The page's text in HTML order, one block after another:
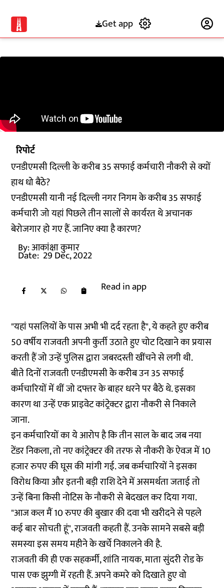
Get app
रिपोर्ट
एनडीएमसी दिल्ली के करीब 35 सफाई कर्मचारी नौकरी से क्यों
हाथ धो बैठे?
एनडीएमसी यानी नई दिल्ली नगर निगम के करीब 35 सफाई
कर्मचारी जो यहां पिछले तीन सालों से कार्यरत थे अचानक
बेरोजगार हो गए हैं. जानिए क्या है कारण?
By:आकांक्षा कुमार
Date: 29 Dec, 2022
Read in app
"यहां पसलियों के पास अभी भी दर्द रहता है", ये कहते हुए करीब
50 वर्षीय राजवती अपनी कुर्ती उठाते हुए चोट दिखाने का प्रयास
करती हैं जो उन्हें पुलिस द्वारा जबरदस्ती खींचने से लगी थी.
बीते दिनों राजवती एनडीएमसी के करीब उन 35 सफाई
कर्मचारियों में थीं जो दफ्तर के बाहर धरने पर बैठे थे. इसका
कारण था उन्हें एक प्राइवेट कांट्रेक्टर द्वारा नौकरी से निकाले
जाना.
इन कर्मचारियों का ये आरोप है कि तीन साल के बाद जब नया
टेंडर निकला, तो नए कांट्रेक्टर की तरफ से नौकरी के ऐवज में 10
हजार रुपए की घूस की मांगी गई. जब कर्मचारियों ने इसका
विरोध किया और इतनी बड़ी राशि देने में असमर्थता जताई तो
उन्हें बिना किसी नोटिस के नौकरी से बेदखल कर दिया गया.
"आज कल मैं 10 रुपए की बुखार की दवा भी खरीदने से पहले
कई बार सोचती हूं", राजवती कहती हैं. उनके सामने सबसे बड़ी
समस्या इस समय महीने के खर्चे निकालने की है.
राजवती की ही एक सहकर्मी, शांति नायक, माता सुंदरी रोड के
पास एक झुग्गी में रहती हैं. अपने कमरे को दिखाते हुए वो